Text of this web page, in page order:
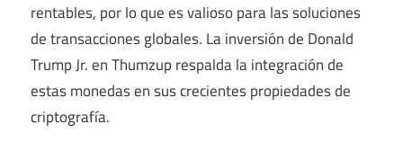
rentables, por lo que es valioso para las soluciones
de transacciones globales. La inversión de Donald
Trump Jr. en Thumzup respalda la integración de
estas monedas en sus crecientes propiedades de
criptografía.